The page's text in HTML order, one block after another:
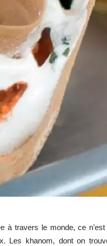
à travers le monde, ce
Les khanom, dont on